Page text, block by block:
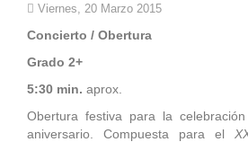
Viernes, 20 Marzo 2015
Concierto / Obertura
Grado 2+
5:30 min. aprox.
Obertura festiva para la
aniversario. Compuesta para el